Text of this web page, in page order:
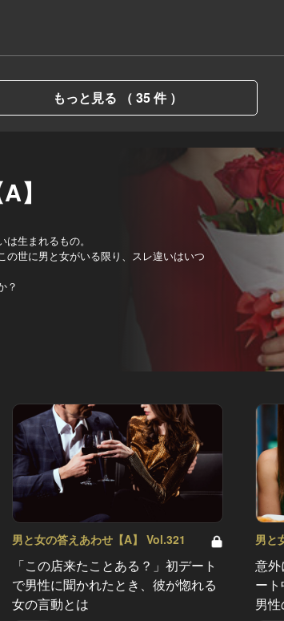
もっと見る （ 35 件 ）
】
生まれるもの。
世に男と女がいる限り、スレ違いはいつ
？
男と女の答えあわせ【A】 Vol.321
「この店来たことある？」初デート
で男性に聞かれたとき、彼が惚れる
女の言動とは
男と
意
ー
男